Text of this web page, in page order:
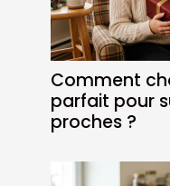
Comment
parfait pour
proches ?